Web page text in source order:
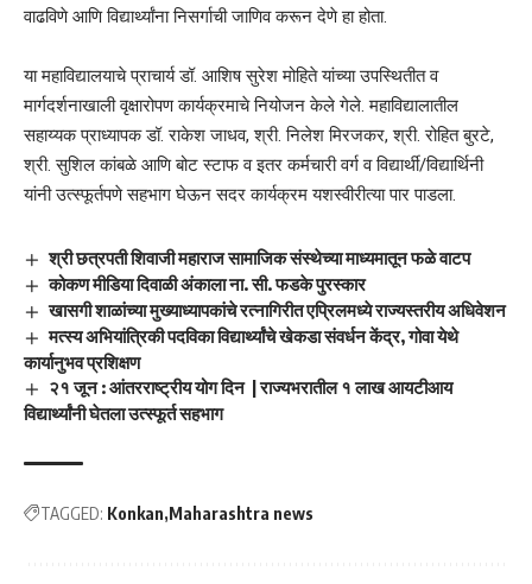
वाढविणे आणि विद्यार्थ्यांना निसर्गाची जाणिव करून देणे हा होता.
या महाविद्यालयाचे प्राचार्य डॉ. आशिष सुरेश मोहिते यांच्या उपस्थितीत व
मार्गदर्शनाखाली वृक्षारोपण कार्यक्रमाचे नियोजन केले गेले. महाविद्यालातील
सहाय्यक प्राध्यापक डॉ. राकेश जाधव, श्री. निलेश मिरजकर, श्री. रोहित बुरटे,
श्री. सुशिल कांबळे आणि बोट स्टाफ व इतर कर्मचारी वर्ग व विद्यार्थी/विद्यार्थिनी
यांनी उत्स्फूर्तपणे सहभाग घेऊन सदर कार्यक्रम यशस्वीरीत्या पार पाडला.
श्री छत्रपती शिवाजी महाराज सामाजिक संस्थेच्या माध्यमातून फळे वाटप
कोकण मीडिया दिवाळी अंकाला ना. सी. फडके पुरस्कार
खासगी शाळांच्या मुख्याध्यापकांचे रत्नागिरीत एप्रिलमध्ये राज्यस्तरीय अधिवेशन
मत्स्य अभियांत्रिकी पदविका विद्यार्थ्यांचे खेकडा संवर्धन केंद्र, गोवा येथे
कार्यानुभव प्रशिक्षण
२१ जून : आंतरराष्ट्रीय योग दिन | राज्यभरातील १ लाख आयटीआय
विद्यार्थ्यांनी घेतला उत्स्फूर्त सहभाग
TAGGED: Konkan Maharashtra news